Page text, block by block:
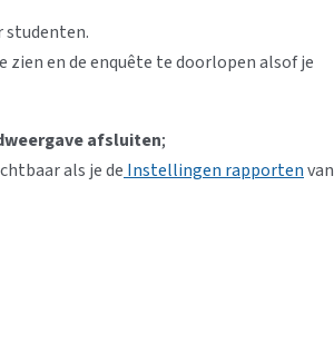
studenten.
en de enquête te doorlopen alsof je
afsluiten;
als je de Instellingen rapportenvan